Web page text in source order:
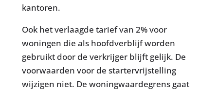
kantoren.
Ook het verlaagde tarief van 2% voor
woningen die als hoofdverblijf worden
gebruikt door de verkrijger blijft gelijk. De
voorwaarden voor de startervrijstelling
wijzigen niet. De woningwaardegrens gaat